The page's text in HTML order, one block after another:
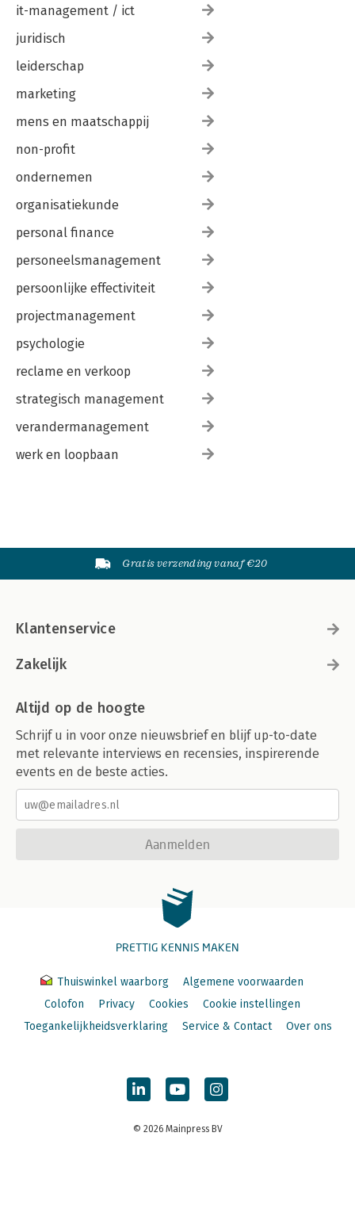
it-management / ict
juridisch
leiderschap
marketing
mens en maatschappij
non-profit
ondernemen
organisatiekunde
personal finance
personeelsmanagement
persoonlijke effectiviteit
projectmanagement
psychologie
reclame en verkoop
strategisch management
verandermanagement
werk en loopbaan
Gratis verzending vanaf €20
Klantenservice
Zakelijk
Altijd op de hoogte
Schrijf u in voor onze nieuwsbrief en blijf up-to-date
met relevante interviews en recensies, inspirerende
events en de beste acties.
Aanmelden
PRETTIG KENNIS MAKEN
Thuiswinkel waarborg
Algemene voorwaarden
Colofon
Privacy Cookies
Cookie instellingen
Toegankelijkheidsverklaring
Service & Contact Over ons
© 2026 Mainpress BV